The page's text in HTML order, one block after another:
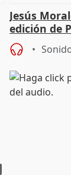
Jesús
edición de